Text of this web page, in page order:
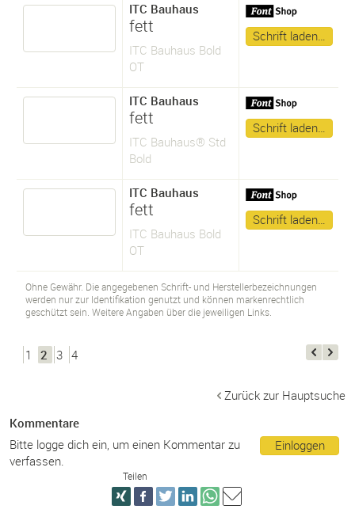
ITC Bauhaus
fett
ITC Bauhaus Bold
OT
Schrift laden…
ITC Bauhaus
fett
ITC Bauhaus® Std
Bold
Schrift laden…
ITC Bauhaus
fett
ITC Bauhaus Bold
OT
Schrift laden…
Ohne Gewähr. Die angegebenen Schrift- und Herstellerbezeichnungen
werden nur zur Identifikation genutzt und können markenrechtlich
geschützt sein. Weitere Angaben über die jeweiligen Links.
1 2 3 4
Zurück zur Hauptsuche
Kommentare
Einloggen
Bitte logge dich ein, um einen Kommentar zu
verfassen.
Teilen